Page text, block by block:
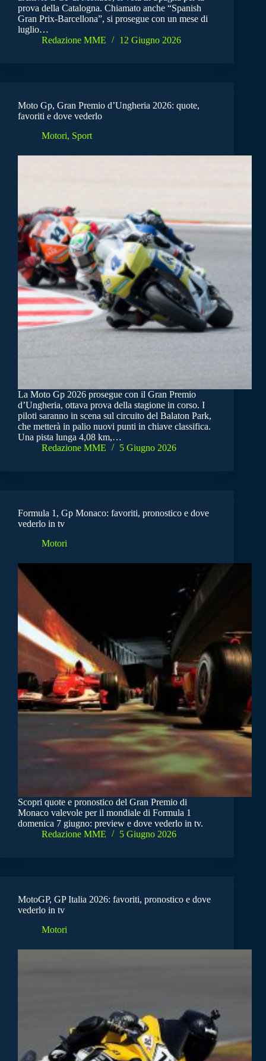
prova della Catalogna. Chiamato anche “Spanish
Gran Prix-Barcellona”, si prosegue con un mese di
luglio…
Redazione MME
12 Giugno 2026
Moto Gp, Gran Premio d’Ungheria 2026: quote,
favoriti e dove vederlo
Motori, Sport
La Moto Gp 2026 prosegue con il Gran Premio
d’Ungheria, ottava prova della stagione in corso. I
piloti saranno in scena sul circuito del Balaton Park,
che metterà in palio nuovi punti in chiave classifica.
Una pista lunga 4,08 km,…
Redazione MME
5 Giugno 2026
Formula 1, Gp Monaco: favoriti, pronostico e dove
vederlo in tv
Motori
Scopri quote e pronostico del Gran Premio di
Monaco valevole per il mondiale di Formula 1
domenica 7 giugno: preview e dove vederlo in tv.
Redazione MME
5 Giugno 2026
MotoGP, GP Italia 2026: favoriti, pronostico e dove
vederlo in tv
Motori